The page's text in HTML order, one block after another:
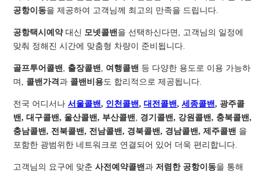
공항이동을 제공하여 고객님께 최고의 만족을 드립니다.
공항택시예약대신 모넷콜밴 을 선택하신다면, 고객님의 일정에
맞춰 정해진 시간에 맞춤형 차량이 준비됩니다.
골프투어콜밴 출장콜밴 여행콜밴 등 다양한 용도로 이용 가능하
며, 콜밴가격과 콜밴비용도 합리적으로 제공됩니다.
전국 어디서나서울콜밴, 인천콜밴,대전콜밴,세종콜밴, 광주콜
밴, 대구콜밴, 울산콜밴, 부산콜밴
경기콜밴, 강원콜밴, 충북콜밴,
충남콜밴, 전북콜밴, 전남콜밴, 경북콜밴, 경남콜밴, 제주콜밴 을
포함한 광범위한 네트워크로 연결되어 있어 더욱 편리합니다.
고객님의 요구에 맞춘사전예약콜밴과 저렴한 공항이동을 통해